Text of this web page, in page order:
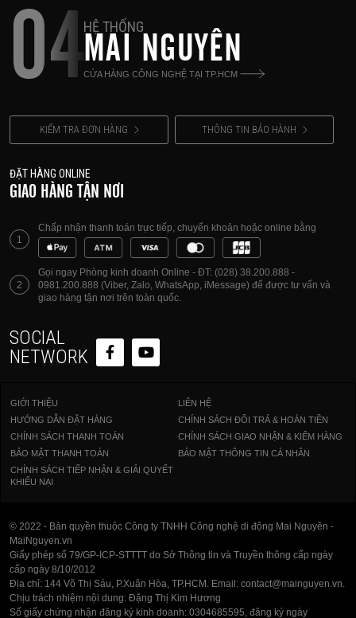
04HỆ THỐNG
MAI NGUYÊN
CỬA HÀNG CÔNG NGHỆ TẠI TP.HCM
KIỂM TRA ĐƠN HÀNG THÔNG TIN BẢO HÀNH
ĐẶT HÀNG ONLINE
GIAO HÀNG TẬN NƠI
1
Chấp nhận thanh toán trực tiếp, chuyển khoản hoặc online bằng
2
Gọi ngay Phòng kinh doanh Online - ĐT: (028) 38.200.888 -
0981.200.888 (Viber, Zalo, WhatsApp, iMessage) để được tư vấn và
giao hàng tận nơi trên toàn quốc.
SOCIAL
NETWORK
GIỚI THIỆU
LIÊN HỆ
HƯỚNG DẪN ĐẶT HÀNG
CHÍNH SÁCH ĐỔI TRẢ & HOÀN TIỀN
CHÍNH SÁCH THANH TOÁN
CHÍNH SÁCH GIAO NHẬN & KIỂM HÀNG
BẢO MẬT THANH TOÁN
BẢO MẬT THÔNG TIN CÁ NHÂN
CHÍNH SÁCH TIẾP NHẬN & GIẢI QUYẾT
KHIẾU NẠI
© 2022 - Bản quyền thuộc Công ty TNHH Công nghệ di động Mai Nguyên -
MaiNguyen.vn
Giấy phép số 79/GP-ICP-STTTT do Sở Thông tin và Truyền thông cấp ngày
cấp ngày 8/10/2012
Địa chỉ: 144 Võ Thị Sáu, P.Xuân Hòa, TP.HCM. Email: contact@mainguyen.vn.
Chịu trách nhiệm nội dung: Đặng Thị Kim Hương
Số giấy chứng nhận đăng ký kinh doanh: 0304685595, đăng ký ngày